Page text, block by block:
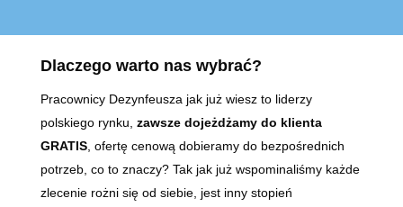
Dlaczego warto nas wybrać?
Pracownicy Dezynfeusza jak już wiesz to liderzy
polskiego rynku, zawsze dojeżdżamy do klienta
GRATIS, ofertę cenową dobieramy do bezpośrednich
potrzeb, co to znaczy? Tak jak już wspominaliśmy każde
zlecenie rożni się od siebie, jest inny stopień